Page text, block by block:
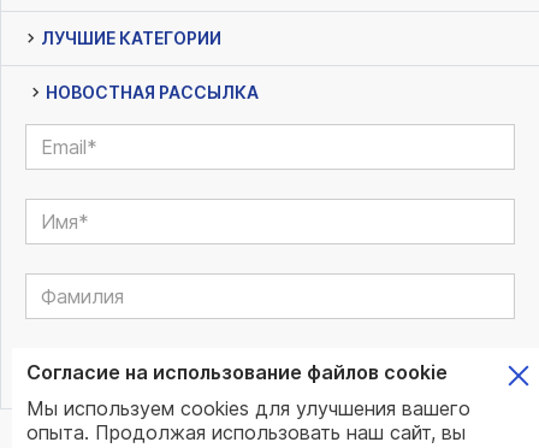
ЛУЧШИЕ КАТЕГОРИИ
НОВОСТНАЯ РАССЫЛКА
Согласие на использование файлов cookie
Мы используем cookies для улучшения вашего
опыта. Продолжая использовать наш сайт, вы